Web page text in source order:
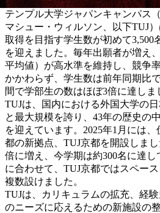
テンプル大学ジャパンキャンパス
マシュー・ウィルソン、以下TUJ
取得を目指す学生数が初めて3,500
を迎えました。毎年出願者が増え
平均値）が高水準を維持し、競争
かかわらず、学生数は前年同期比
間で学部生の数はほぼ3倍に達しま
TUJは、国内における外国大学の
と最大規模を誇り、43年の歴史の
を迎えています。2025年1月には
都の新拠点、TUJ京都を開設しま
倍に増え、今学期は約300名に達
に合わせて、TUJ京都ではスペー
複数設けました。
TUJは、カリキュラムの拡充、経
のニーズに応えるための新施設の